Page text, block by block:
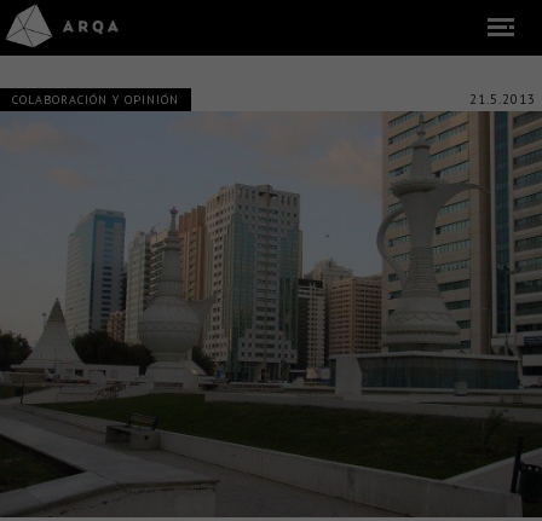
COLABORACIÓN Y OPINIÓN 21.5.2013